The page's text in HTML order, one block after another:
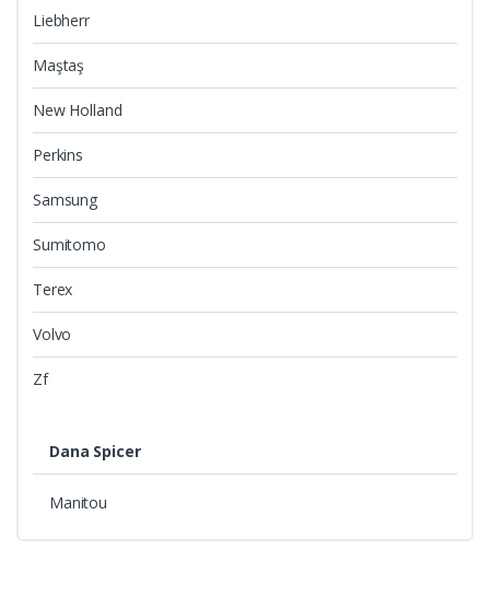
Liebherr
Maştaş
New Holland
Perkins
Samsung
Sumitomo
Terex
Volvo
Zf
Dana Spicer
Manitou